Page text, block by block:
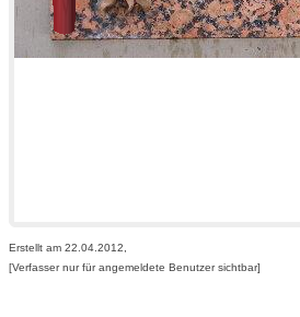
Erstellt am 22.04.2012,
[Verfasser nur für angemeldete Benutzer sichtbar]